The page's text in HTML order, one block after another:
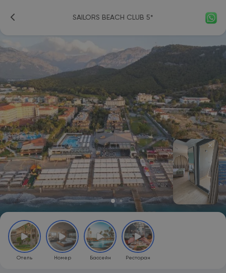
SAILORS BEACH CLUB 5*
✕
Отель Номер Бассейн Ресторан